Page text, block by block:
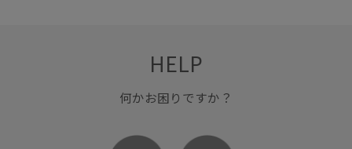
HELP
何かお困りですか？